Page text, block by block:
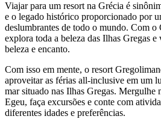
Viajar para um resort na Grécia é
e o legado histórico proporcionado por
deslumbrantes de todo o mundo. Com
explora toda a beleza das Ilhas Gregas
beleza e encanto.
Com isso em mente, o resort
aproveitar as férias all-inclusive em um
mar situado nas Ilhas Gregas. Mergulhe
Egeu, faça excursões e conte com
diferentes idades e preferências.